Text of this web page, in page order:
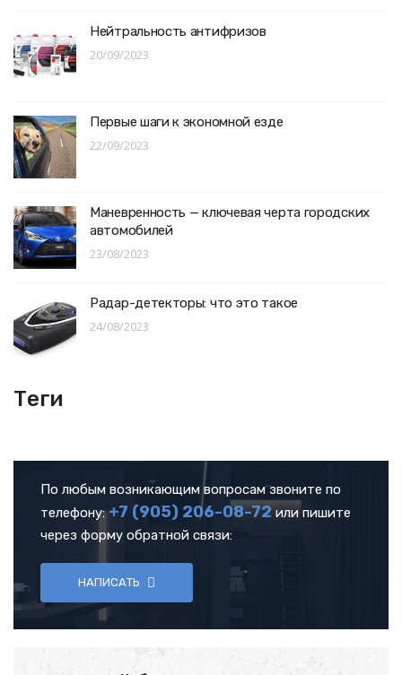
Нейтральность антифризов
20/09/2023
Первые шаги к экономной езде
22/09/2023
Маневренность — ключевая черта городских
автомобилей
23/08/2023
Радар-детекторы: что это такое
24/08/2023
Теги
По любым возникающим вопросам звоните по
телефону:+7 (905) 206-08-72 или пишите
через форму обратной связи:
НАПИСАТЬ